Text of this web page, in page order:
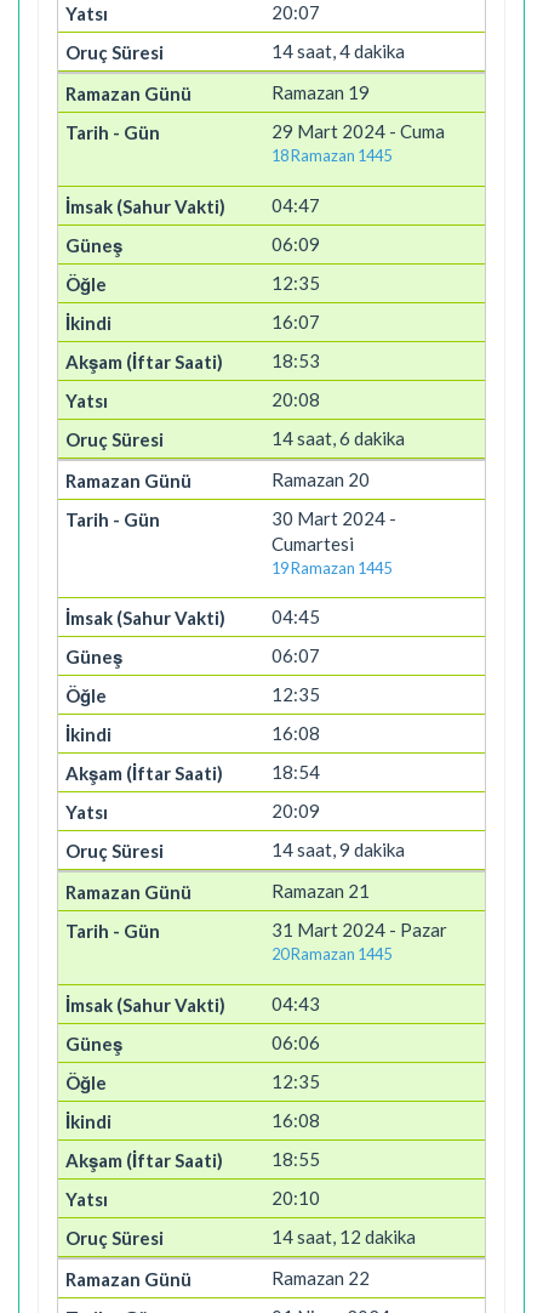
20:07
14 saat, 4 dakika
Ramazan 19
29 Mart 2024 - Cuma
18 Ramazan 1445
04:47
06:09
12:35
16:07
18:53
20:08
14 saat, 6 dakika
Ramazan 20
30 Mart 2024 -
Cumartesi
19 Ramazan 1445
04:45
06:07
12:35
16:08
18:54
20:09
14 saat, 9 dakika
Ramazan 21
31 Mart 2024 - Pazar
20 Ramazan 1445
04:43
06:06
12:35
16:08
18:55
20:10
14 saat, 12 dakika
Ramazan 22